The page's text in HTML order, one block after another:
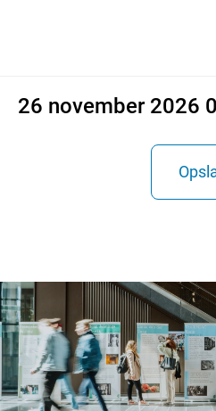
26 november 2026